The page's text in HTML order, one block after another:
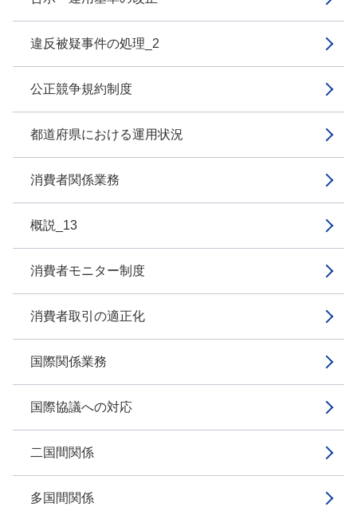
違反被疑事件の処理_2
公正競争規約制度
都道府県における運用状況
消費者関係業務
概説_13
消費者モニター制度
消費者取引の適正化
国際関係業務
国際協議への対応
二国間関係
多国間関係